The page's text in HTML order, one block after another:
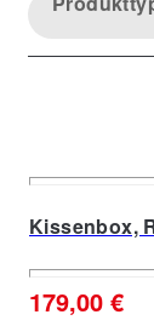
Kissenbox,
179,00 €